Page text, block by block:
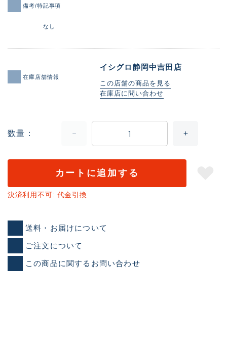
備考/特記事項
なし
在庫店舗情報
イシグロ静岡中吉田店
この店舗の商品を見る
在庫店に問い合わせ
数量
カートに追加する
決済利用不可: 代金引換
送料・お届けについて
ご注文について
この商品に関するお問い合わせ